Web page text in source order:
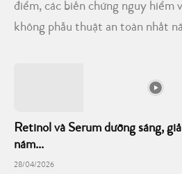
điểm, các biến chứng nguy hiểm
không phẫu thuật an toàn nhất
Retinol và Serum dưỡng sáng,
nám...
28/04/2026